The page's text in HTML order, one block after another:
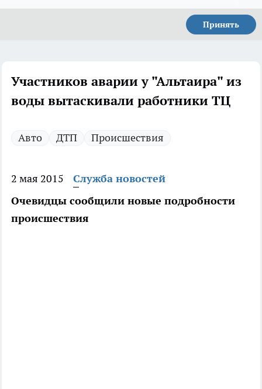
Принять
Участников аварии у "Альтаира" из
воды вытаскивали работники ТЦ
Авто ДТП Происшествия
2 мая 2015
Служба новостей
Очевидцы сообщили новые подробности
происшествия